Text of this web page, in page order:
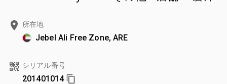
所在地
Jebel Ali Free Zone, ARE
シリアル番号
201401014